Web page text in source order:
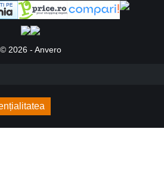
© 2026 - Anvero